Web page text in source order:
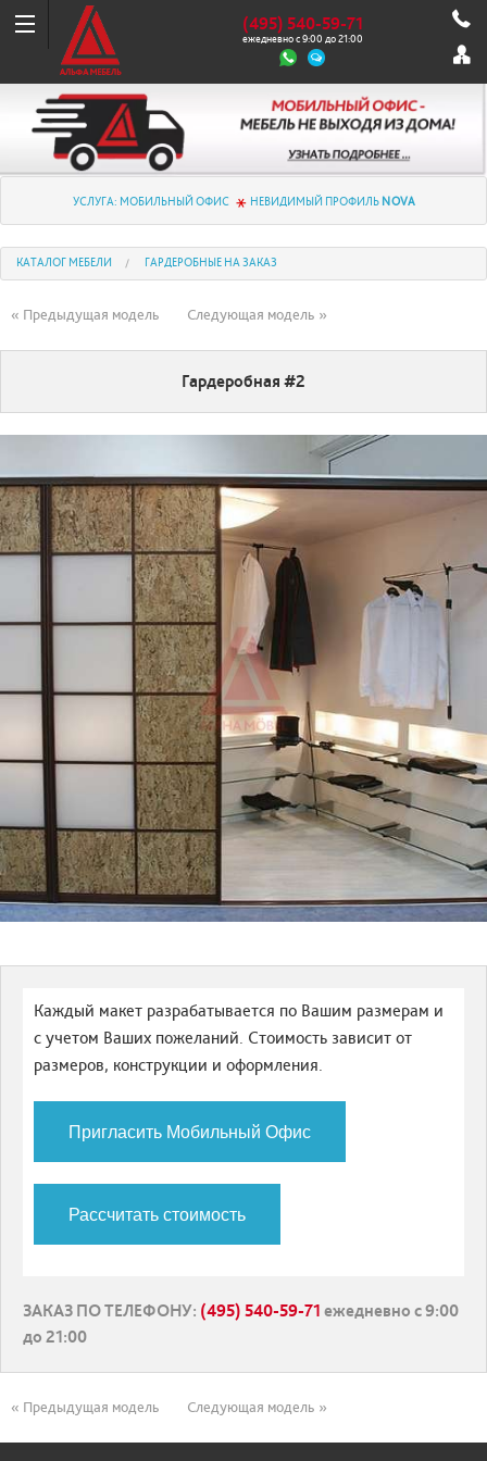
(495) 540-59-71
ежедневно с 9:00 до 21:00
УСЛУГА: МОБИЛЬНЫЙ ОФИС НЕВИДИМЫЙ ПРОФИЛЬ NOVA
КАТАЛОГ МЕБЕЛИ ГАРДЕРОБНЫЕ НА ЗАКАЗ
« Предыдущая модель Следующая модель »
Гардеробная #2
Каждый макет разрабатывается по Вашим размерам и
с учетом Ваших пожеланий. Стоимость зависит от
размеров, конструкции и оформления.
Пригласить Мобильный Офис
Рассчитать стоимость
ЗАКАЗ ПО ТЕЛЕФОНУ: (495) 540-59-71 ежедневно с 9:00
до 21:00
« Предыдущая модель Следующая модель »